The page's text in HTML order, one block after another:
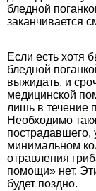
бледной
заканчивается
Если есть хотя
бледной
выжидать, и
медицинской
лишь в течение
Необходимо
минимальном
отравления
помощи» нет.
будет поздно.